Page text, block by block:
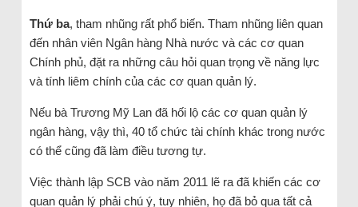
Thứ ba, tham nhũng rất phổ biến. Tham nhũng liên quan
đến nhân viên Ngân hàng Nhà nước và các cơ quan
Chính phủ, đặt ra những câu hỏi quan trọng về năng lực
và tính liêm chính của các cơ quan quản lý.
Nếu bà Trương Mỹ Lan đã hối lộ các cơ quan quản lý
ngân hàng, vậy thì, 40 tổ chức tài chính khác trong nước
có thể cũng đã làm điều tương tự.
Việc thành lập SCB vào năm 2011 lẽ ra đã khiến các cơ
quan quản lý phải chú ý, tuy nhiên, họ đã bỏ qua tất cả